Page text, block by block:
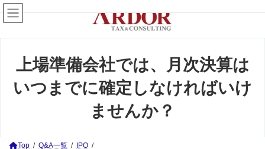
コ
ン
テ
ナ
ビ
ゲ
上場準備会社では、月次決算は
いつまでに確定しなければいけ
ませんか？
Top Q&A一覧
IPO